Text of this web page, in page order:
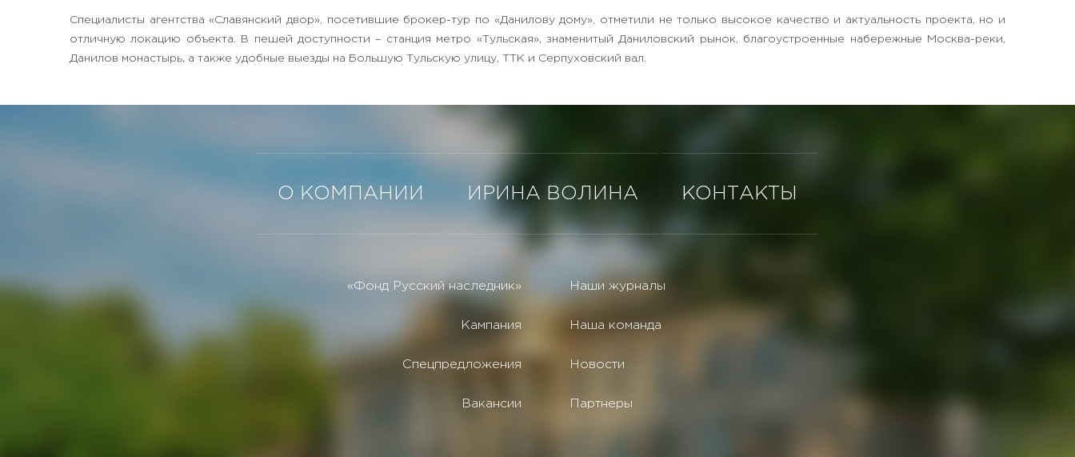
Специалисты агентства «Славянский двор», посетившие брокер-тур по «Данилову дому», отметили не только высокое качество и актуальность проекта, но и
отличную локацию объекта. В пешей доступности – станция метро «Тульская», знаменитый Даниловский рынок, благоустроенные набережные Москва-реки,
Данилов монастырь, а также удобные выезды на Большую Тульскую улицу, ТТК и Серпуховский вал.
О КОМПАНИИ ИРИНА ВОЛИНА КОНТАКТЫ
«Фонд Русский наследник»
Кампания
Спецпредложения
Вакансии
Наши журналы
Наша команда
Новости
Партнеры